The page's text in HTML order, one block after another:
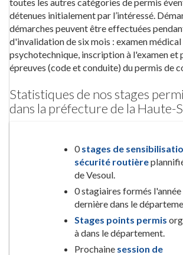
détenues initialement par l’intéressé.
démarches peuvent être effectuées
d'invalidation de six mois : examen
psychotechnique, inscription à l'examen et
épreuves (code et conduite) du permis de
Statistiques de nos stages
dans la préfecture de la Haute-
0stages de
sécurité routière
de Vesoul.
0 stagiaires formés l'année
dernière dans le
Stages points permis
à dans le département.
Prochaine session de